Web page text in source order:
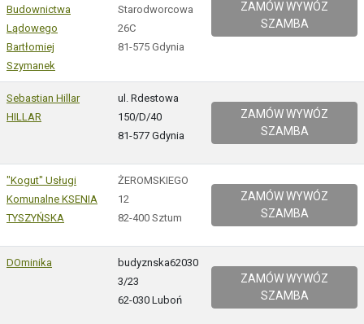
Budownictwa
Lądowego
Bartłomiej
Szymanek
Starodworcowa
26C
81-575 Gdynia
ZAMÓW WYWÓZ
SZAMBA
Sebastian Hillar
HILLAR
ul. Rdestowa
150/D/40
81-577 Gdynia
ZAMÓW WYWÓZ
SZAMBA
"Kogut" Usługi
Komunalne KSENIA
TYSZYŃSKA
ŻEROMSKIEGO
12
82-400 Sztum
ZAMÓW WYWÓZ
SZAMBA
DOminika
budyznska62030
3/23
62-030 Luboń
ZAMÓW WYWÓZ
SZAMBA